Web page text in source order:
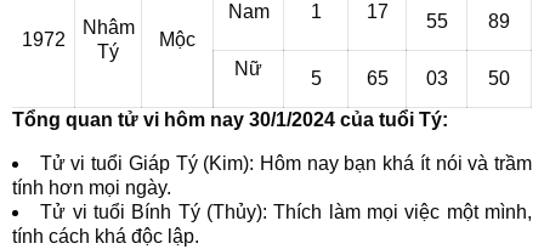
1972
Nhâm
Tý
Mộc
Nam 1 17 55 89
Nữ 5 65 03
50
Tổng quan tử vi hôm nay 30/1/2024 của tuổi Tý:
Tử vi tuổi Giáp Tý (Kim): Hôm nay bạn khá ít nói và trầm
tính hơn mọi ngày.
Tử vi tuổi Bính Tý (Thủy): Thích làm mọi việc một mình,
tính cách khá độc lập.